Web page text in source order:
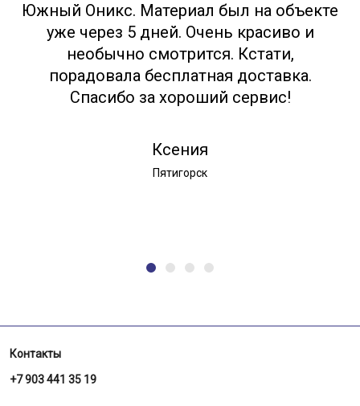
Южный Оникс. Материал был на объекте
уже через 5 дней. Очень красиво и
необычно смотрится. Кстати,
порадовала бесплатная доставка.
Спасибо за хороший сервис!
Ксения
Пятигорск
Контакты
+7 903 441 35 19